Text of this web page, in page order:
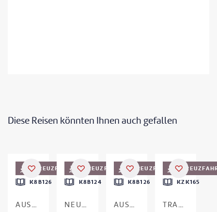
Diese Reisen könnten Ihnen auch gefallen
KREUZFAHRT
K8B126
AUSTRALIEN, NEUSEELAND & TASMANIEN
KREUZFAHRT
K8B124
NEUSEELAND & AUSTRALIEN MIT TASMANIEN
KREUZFAHRT
K8B126
AUSTRALIEN, NEUSEELAND & TASMANIEN
DEAL
KZK165
TRANSPAZIFIK